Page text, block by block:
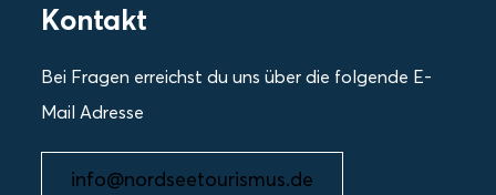
Kontakt
Bei Fragen erreichst du uns über die folgende E-
Mail Adresse
info@nordseetourismus.de